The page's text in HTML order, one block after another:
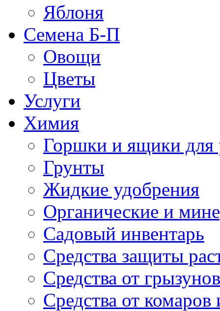
Яблоня
Семена Б-П
Овощи
Цветы
Услуги
Химия
Горшки и ящики для
Грунты
Жидкие удобрения
Органические и
Садовый инвентарь
Средства защиты
Средства от грызунов
Средства от